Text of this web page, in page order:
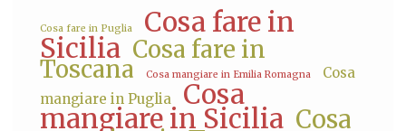
Cosa fare in Puglia Cosa fare in
Sicilia Cosa fare in
Toscana Cosa mangiare in Emilia Romagna
Cosa
mangiare in Puglia
Cosa
mangiare in Sicilia Cosa